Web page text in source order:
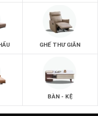
GHẾ THƯ GIÃN
BÀN - KỆ